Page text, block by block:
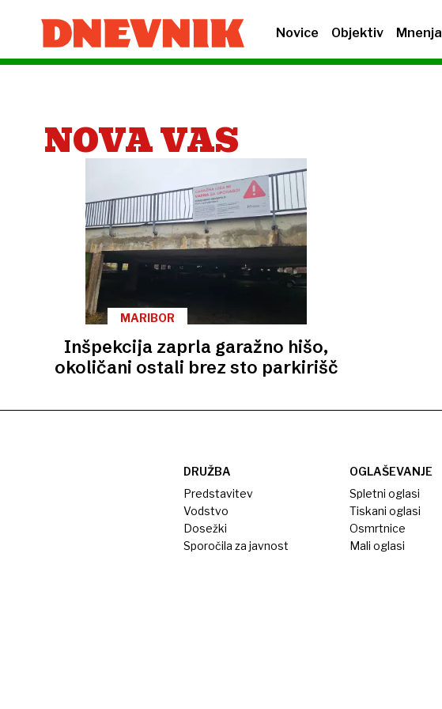
Novice Objektiv Mnenja
NOVA VAS
MARIBOR
Inšpekcija zaprla garažno hišo,
okoličani ostali brez sto parkirišč
DRUŽBA
Predstavitev
Vodstvo
Dosežki
Sporočila za javnost
OGLAŠEVANJE
Spletni oglasi
Tiskani oglasi
Osmrtnice
Mali oglasi